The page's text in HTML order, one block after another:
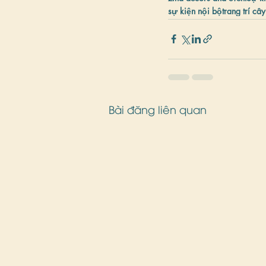
sự kiện nội bộtrang trí
Bài đăng liên quan